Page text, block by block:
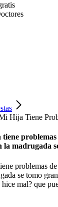
Hija Tiene
la madrugada
problemas
se tomo
mal? que